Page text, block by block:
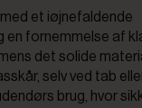
et iøjnefaldende
en fornemmelse af
det solide
selv ved tab
brug, hvor